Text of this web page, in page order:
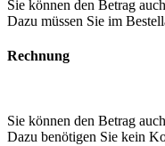
Sie können den Betrag
Dazu müssen Sie im
Rechnung
Sie können den Betrag
Dazu benötigen Sie kein